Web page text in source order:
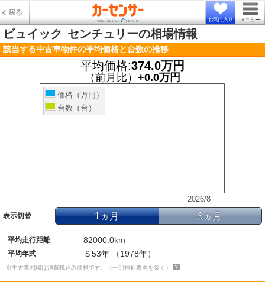
戻る
お気に入り メニュー
ビュイック センチュリーの相場情報
該当する中古車物件の平均価格と台数の推移
平均価格:374.0万円
（前月比） +0.0万円
2026/8
価格（万円）
台数（台）
表示切替 1ヵ月 3ヵ月
平均走行距離 82000.0km
平均年式 Ｓ53年 （1978年）
※中古車相場は消費税込み価格です。（一部福祉車両を除く）